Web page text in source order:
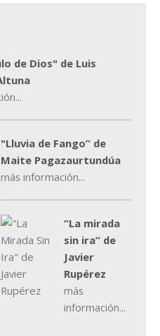
de Dios" de Luis
"Lluvia de Fango” de
Maite Pagazaurtundúa
más información...
“La mirada
sin ira” de
Javier
Rupérez
más
información...